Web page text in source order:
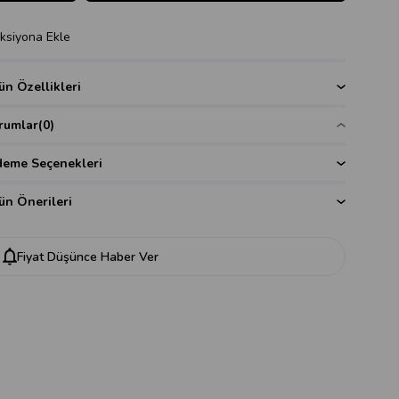
Ekle
Özellikleri
(0)
Seçenekleri
Önerileri
Fiyat Düşünce Haber Ver